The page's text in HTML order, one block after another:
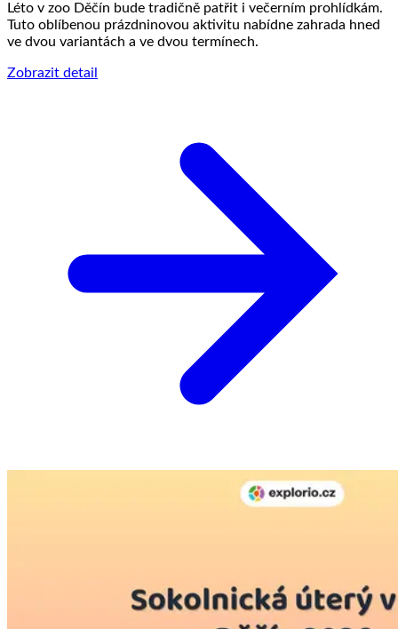
Léto v zoo Děčín bude tradičně patřit i večerním prohlídkám.
Tuto oblíbenou prázdninovou aktivitu nabídne zahrada hned
ve dvou variantách a ve dvou termínech.
Zobrazit detail